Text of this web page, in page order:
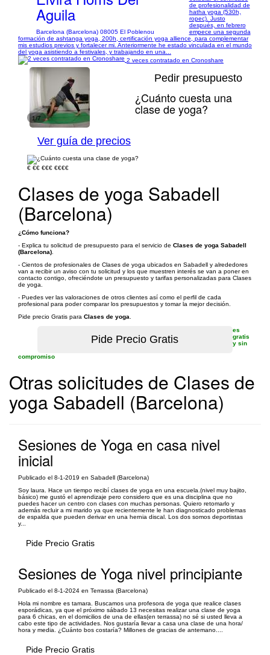
Aguila
Barcelona (Barcelona) 08005 El Poblenou
de profesionalidad de
hatha yoga (530h,
ropec). Justo
después, en febrero
empece una segunda
formación de ashtanga yoga, 200h, certificación yoga allience, para complementar
mis estudios previos y fortalecer mi. Anteriormente he estado vinculada en el mundo
del yoga asistiendo a festivales, y trabajando en una...
2 veces contratado en Cronoshare
1/7
Pedir presupuesto
¿Cuánto cuesta una
clase de yoga?
Ver guía de precios
€ €€ €€€ €€€€
Clases de yoga Sabadell
(Barcelona)
¿Cómo funciona?
- Explica tu solicitud de presupuesto para el servicio de Clases de yoga Sabadell
(Barcelona)
- Cientos de profesionales de Clases de yoga ubicados en Sabadell y alrededores
van a recibir un aviso con tu solicitud y los que muestren interés se van a poner en
contacto contigo, ofreciéndote un presupuesto y tarifas personalizadas para Clases
de yoga.
- Puedes ver las valoraciones de otros clientes así como el perfil de cada
profesional para poder comparar los presupuestos y tomar la mejor decisión.
Pide precio Gratis para Clases de yoga
es
gratis
y sin
compromiso
Otras solicitudes de Clases de
yoga Sabadell (Barcelona)
Sesiones de Yoga en casa nivel
inicial
Publicado el 8-1-2019 en Sabadell (Barcelona)
Soy laura. Hace un tiempo recibí clases de yoga en una escuela.(nivel muy bajito,
básico) me gustó el aprendizaje pero considero que es una disciplina que no
puedes hacer un centro con clases con muchas personas. Quiero retomarlo y
además recluir a mi marido ya que recientemente le han diagnosticado problemas
de espalda que pueden derivar en una hernia discal. Los dos somos deportistas
y...
Pide Precio Gratis
Sesiones de Yoga nivel principiante
Publicado el 8-1-2024 en Terrassa (Barcelona)
Hola mi nombre es tamara. Buscamos una profesora de yoga que realice clases
esporádicas, ya que el próximo sábado 13 necesitas realizar una clase de yoga
para 6 chicas, en el domicilios de una de ellas(en terrassa) no sé si usted lleva a
cabo este tipo de actividades. Nos gustaría llevar a casa una clase de una hora/
hora y media. ¿Cuánto bos costaría? Millones de gracias de antemano....
Pide Precio Gratis